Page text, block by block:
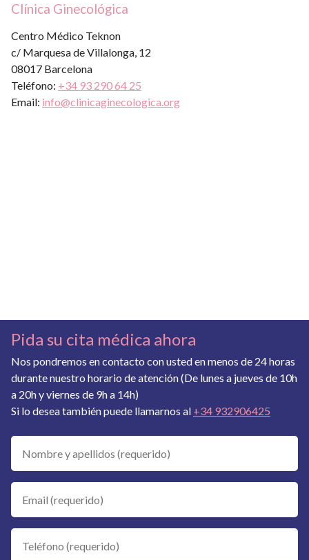
Clínica Ginecológica
Centro Médico Teknon
c/ Marquesa de Villalonga, 12
08017 Barcelona
Teléfono: +34 93 290 64 25
Email: info@clinicaginecologica.org
Pida su cita médica ahora
Nos pondremos en contacto con usted en menos de 24 horas
durante nuestro horario de atención (De lunes a jueves de 10h
a 20h y viernes de 9h a 14h)
Si lo desea también puede llamarnos al +34 932906425